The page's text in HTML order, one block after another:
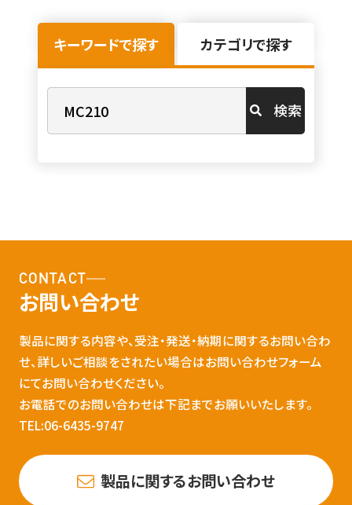
キーワードで探す カテゴリで探す
検索
CONTACT
お問い合わせ
製品に関する内容や、受注・発送・納期に関するお問い合わ
せ、詳しいご相談をされたい場合はお問い合わせフォーム
にてお問い合わせください。
お電話でのお問い合わせは下記までお願いいたします。
TEL:06-6435-9747
製品に関するお問い合わせ